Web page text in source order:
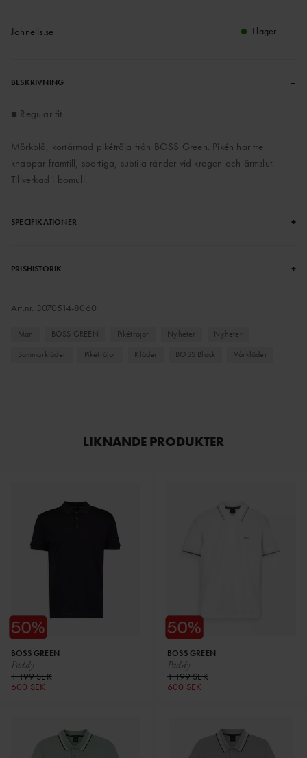
Johnells.se I lager
BESKRIVNING –
■ Regular fit
Mörkblå, kortärmad pikétröja från BOSS Green. Pikén har tre
knappar framtill, sportiga, subtila ränder vid kragen och ärmslut.
Tillverkad i bomull.
SPECIFIKATIONER +
PRISHISTORIK +
Art.nr. 3070514-8060
Man BOSS GREEN Pikétröjor Nyheter
Nyheter
Sommarkläder
Pikétröjor Kläder BOSS Black Vårkläder
LIKNANDE PRODUKTER
Paddy
BOSS GREEN
1 199 SEK
600 SEK
Paddy
BOSS GREEN
1 199 SEK
600 SEK